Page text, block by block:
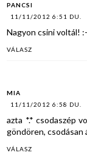
PANCSI
11/11/2012 6:51 DU.
Nagyon csini voltál!
VÁLASZ
MIA
11/11/2012 6:58 DU.
azta *.* csodaszép
göndören, csodásan
VÁLASZ